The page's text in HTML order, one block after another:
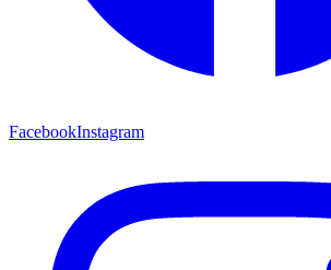
FacebookInstagram